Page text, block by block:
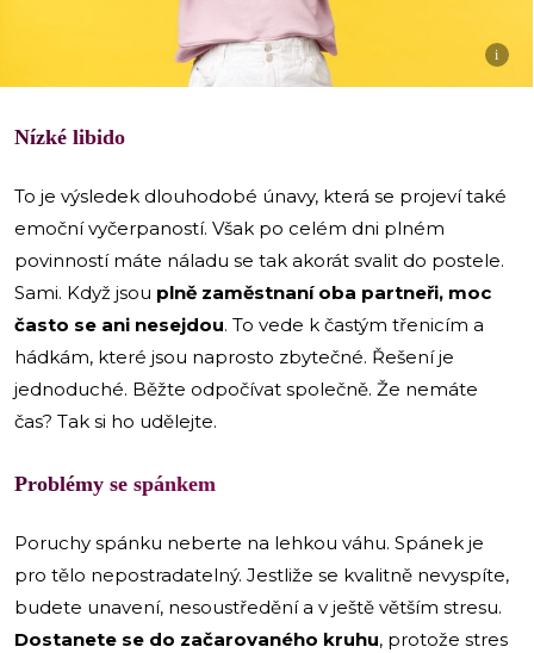
i
Nízké libido
To je výsledek dlouhodobé únavy, která se projeví také
emoční vyčerpaností. Však po celém dni plném
povinností máte náladu se tak akorát svalit do postele.
Sami. Když jsou plně zaměstnaní oba partneři, moc
často se ani nesejdou. To vede k častým třenicím a
hádkám, které jsou naprosto zbytečné. Řešení je
jednoduché. Běžte odpočívat společně. Že nemáte
čas? Tak si ho udělejte.
Problémy se spánkem
Poruchy spánku neberte na lehkou váhu. Spánek je
pro tělo nepostradatelný. Jestliže se kvalitně nevyspíte,
budete unavení, nesoustředění a v ještě větším stresu.
Dostanete se do začarovaného kruhu, protože stres